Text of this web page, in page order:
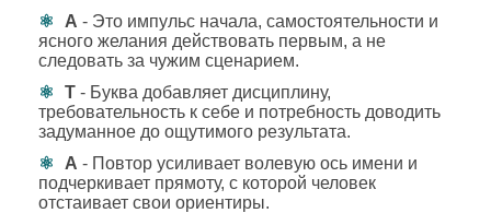
А - Это импульс начала, самостоятельности и
ясного желания действовать первым, а не
следовать за чужим сценарием.
Т - Буква добавляет дисциплину,
требовательность к себе и потребность доводить
задуманное до ощутимого результата.
А - Повтор усиливает волевую ось имени и
подчеркивает прямоту, с которой человек
отстаивает свои ориентиры.